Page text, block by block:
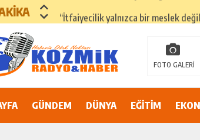
“İtfaiyecilik yalnızca bir meslek
81 İLDE ORTAK ÇAĞRI: “EŞİT VE
Adana’nın Göbeğinde Güvenlik
FOTO GALERİ
GÜNDEM DÜNYA EĞİTİM